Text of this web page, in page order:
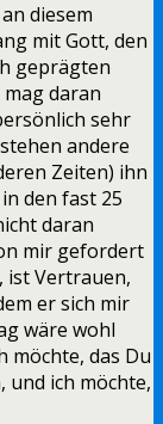
diesem
mit Gott, den
geprägten
mag daran
sehr
andere
Zeiten) ihn
den fast 25
daran
mir gefordert
ist Vertrauen,
er sich mir
wäre wohl
möchte, das Du
und ich möchte,